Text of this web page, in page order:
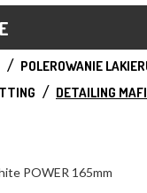
POLEROWANIE
DETAILING